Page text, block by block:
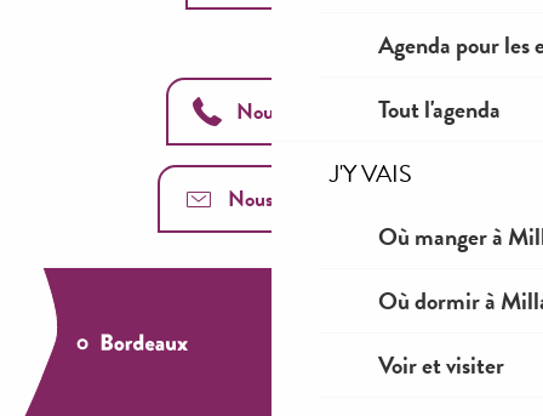
Agenda pour les
Tout l'agenda
J'Y VAIS
Où manger à
Où dormir à
Voir et visiter
Nous appeler
Nous contacter